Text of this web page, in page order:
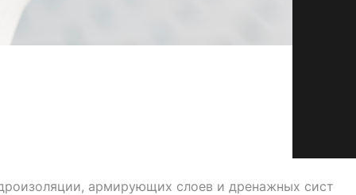
армирующих слоев и дренажных систем.